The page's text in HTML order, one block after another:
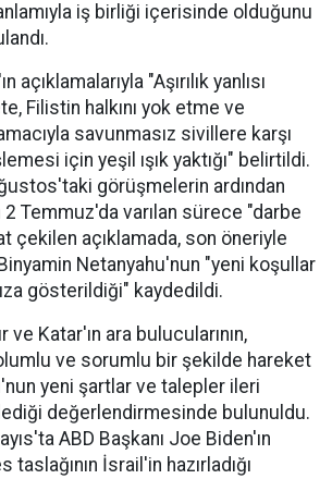
iş birliği içerisinde olduğunu
açıklamalarıyla "Aşırılık yanlısı
Filistin halkını yok etme ve
savunmasız sivillere karşı
için yeşil ışık yaktığı" belirtildi.
görüşmelerin ardından
2 Temmuz'da varılan sürece "darbe
çekilen açıklamada, son öneriyle
Netanyahu'nun "yeni koşullar
gösterildiği" kaydedildi.
ve Katar'ın ara bulucularının,
ve sorumlu bir şekilde hareket
yeni şartlar ve talepler ileri
değerlendirmesinde bulunuldu.
ABD Başkanı Joe Biden'ın
taslağının İsrail'in hazırladığı